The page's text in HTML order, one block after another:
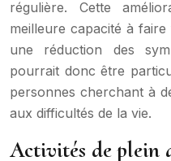
régulière. Cette
meilleure capacité à
une réduction des
pourrait donc être
personnes cherchant à
aux difficultés de la vie.
Activités de plein